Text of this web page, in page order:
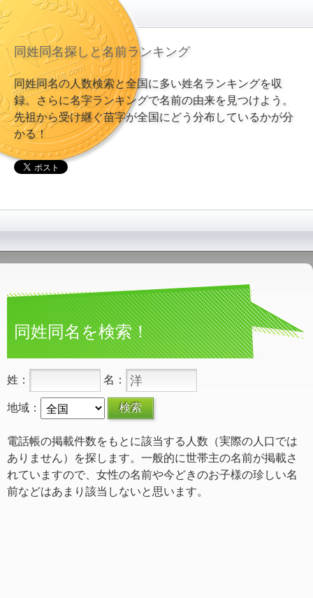
同姓同名探しと名前ランキング
同姓同名の人数検索と全国に多い姓名ランキングを収
録。さらに名字ランキングで名前の由来を見つけよう。
先祖から受け継ぐ苗字が全国にどう分布しているかが分
かる！
同姓同名を検索！
姓： 名：
地域：
電話帳の掲載件数をもとに該当する人数（実際の人口では
ありません）を探します。一般的に世帯主の名前が掲載さ
れていますので、女性の名前や今どきのお子様の珍しい名
前などはあまり該当しないと思います。